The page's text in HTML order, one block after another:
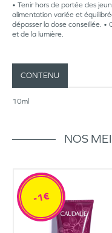
• Tenir hors de portée des
alimentation variée et
dépasser la dose conseillée. •
et de la lumière.
CONTENU
10ml
NOS
-1€